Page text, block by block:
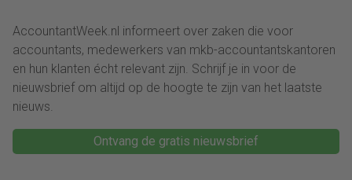
AccountantWeek.nl informeert over zaken die voor
accountants, medewerkers van mkb-accountantskantoren
en hun klanten écht relevant zijn. Schrijf je in voor de
nieuwsbrief om altijd op de hoogte te zijn van het laatste
nieuws.
Ontvang de gratis nieuwsbrief